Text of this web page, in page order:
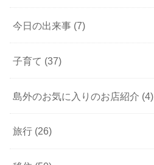
今日の出来事 (7)
子育て (37)
島外のお気に入りのお店紹介 (4)
旅行 (26)